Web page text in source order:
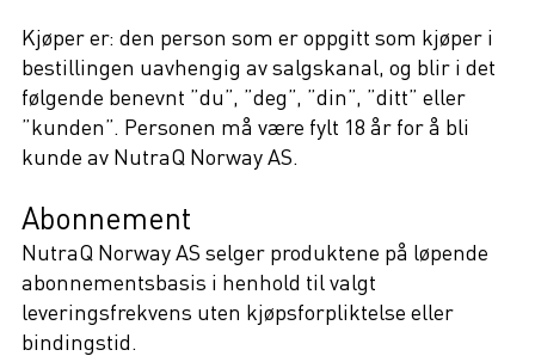
Kjøper er: den person som er oppgitt som kjøper i
bestillingen uavhengig av salgskanal, og blir i det
følgende benevnt ”du”, ”deg”, ”din”, ”ditt” eller
”kunden”. Personen må være fylt 18 år for å bli
kunde av NutraQ Norway AS.
Abonnement
NutraQ Norway AS selger produktene på løpende
abonnementsbasis i henhold til valgt
leveringsfrekvens uten kjøpsforpliktelse eller
bindingstid.